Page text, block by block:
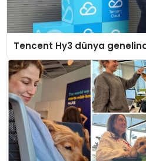
Tencent Hy3 dünya